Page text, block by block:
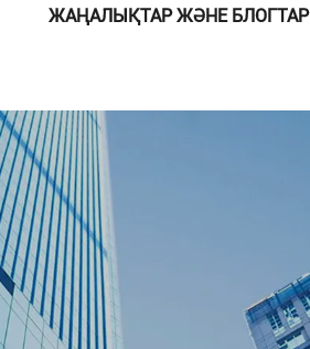
ЖАҢАЛЫҚТАР ЖӘНЕ БЛОГТАР